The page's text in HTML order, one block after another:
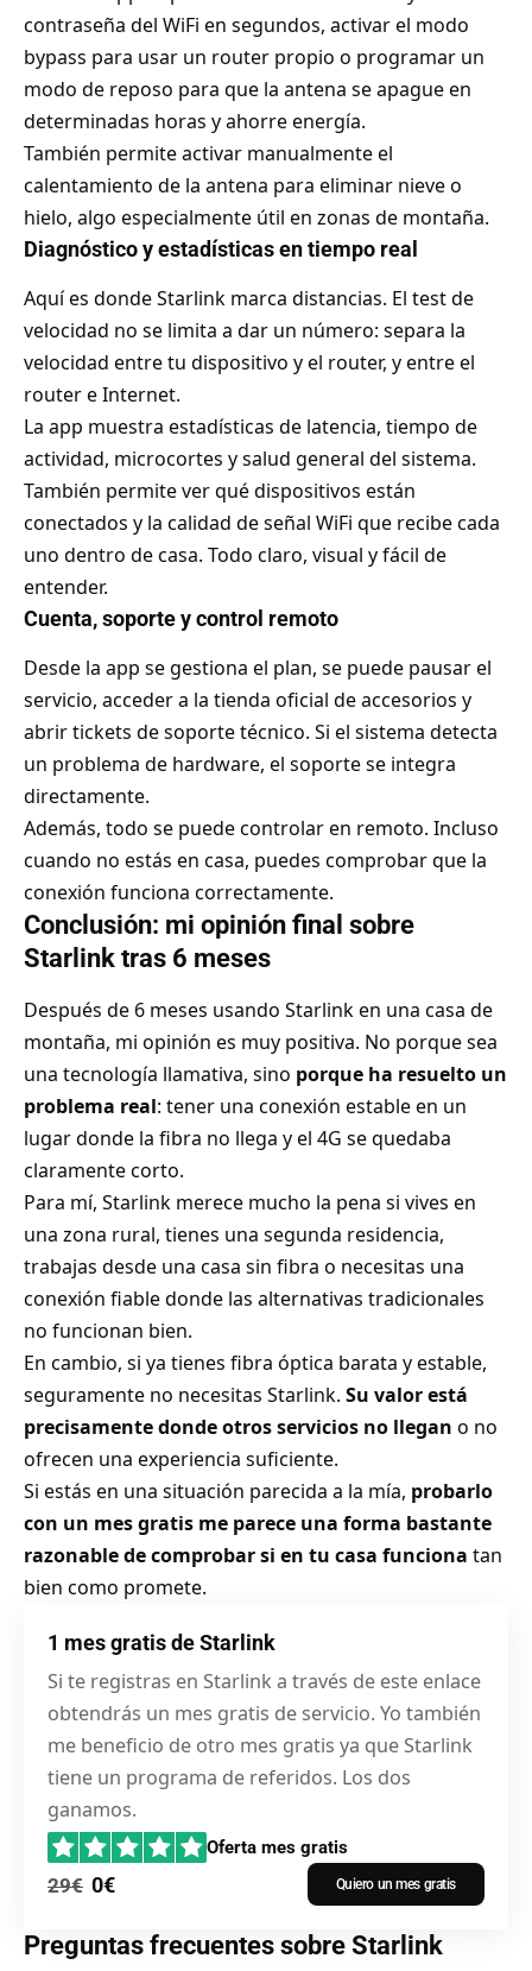
contraseña del WiFi en segundos, activar el modo
bypass para usar un router propio o programar un
modo de reposo para que la antena se apague en
determinadas horas y ahorre energía.
También permite activar manualmente el
calentamiento de la antena para eliminar nieve o
hielo, algo especialmente útil en zonas de montaña.
Diagnóstico y estadísticas en tiempo real
Aquí es donde Starlink marca distancias. El test de
velocidad no se limita a dar un número: separa la
velocidad entre tu dispositivo y el router, y entre el
router e Internet.
La app muestra estadísticas de latencia, tiempo de
actividad, microcortes y salud general del sistema.
También permite ver qué dispositivos están
conectados y la calidad de señal WiFi que recibe cada
uno dentro de casa. Todo claro, visual y fácil de
entender.
Cuenta, soporte y control remoto
Desde la app se gestiona el plan, se puede pausar el
servicio, acceder a la tienda oficial de accesorios y
abrir tickets de soporte técnico. Si el sistema detecta
un problema de hardware, el soporte se integra
directamente.
Además, todo se puede controlar en remoto. Incluso
cuando no estás en casa, puedes comprobar que la
conexión funciona correctamente.
Conclusión: mi opinión final sobre
Starlink tras 6 meses
Después de 6 meses usando Starlink en una casa de
montaña, mi opinión es muy positiva. No porque sea
una tecnología llamativa, sino porque ha resuelto un
problema real: tener una conexión estable en un
lugar donde la fibra no llega y el 4G se quedaba
claramente corto.
Para mí, Starlink merece mucho la pena si vives en
una zona rural, tienes una segunda residencia,
trabajas desde una casa sin fibra o necesitas una
conexión fiable donde las alternativas tradicionales
no funcionan bien.
En cambio, si ya tienes fibra óptica barata y estable,
seguramente no necesitas Starlink. Su valor está
precisamente donde otros servicios no llegan o no
ofrecen una experiencia suficiente.
Si estás en una situación parecida a la mía, probarlo
con un mes gratis me parece una forma bastante
razonable de comprobar si en tu casa funciona tan
bien como promete.
1 mes gratis de Starlink
Si te registras en Starlink a través de este enlace
obtendrás un mes gratis de servicio. Yo también
me beneficio de otro mes gratis ya que Starlink
tiene un programa de referidos. Los dos
ganamos.
Oferta mes gratis
29€ 0€ Quiero un mes gratis
Preguntas frecuentes sobre Starlink